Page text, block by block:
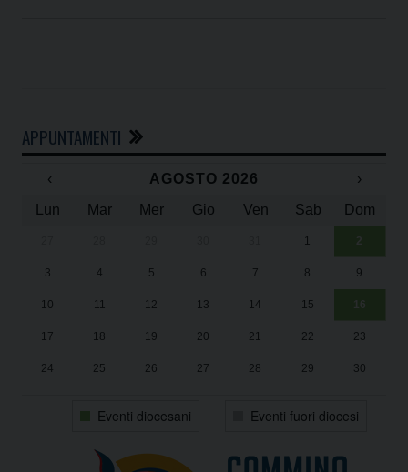
APPUNTAMENTI
‹ AGOSTO 2026
›
Lun
Mar Mer Gio Ven Sab Dom
1 2
3 4 5 6 7 8 9
10 11 12 13 14 15 16
17 18 19 20 21 22 23
24 25 26 27 28 29 30
Eventi diocesani Eventi fuori diocesi